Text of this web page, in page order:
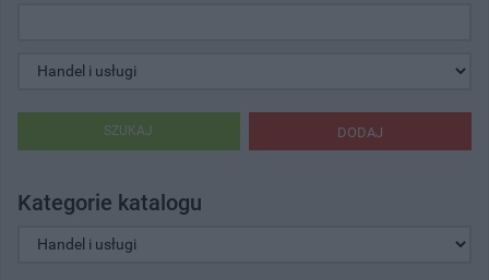
DODAJ
SZUKAJ
Kategorie katalogu